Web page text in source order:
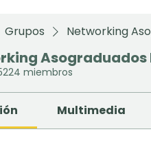
Grupos Networking
Asograduados
miembros
Multimedia